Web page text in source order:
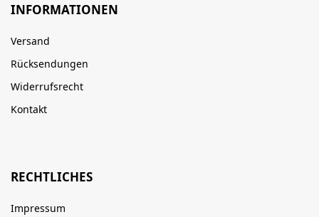
INFORMATIONEN
Versand
Rücksendungen
Widerrufsrecht
Kontakt
RECHTLICHES
Impressum